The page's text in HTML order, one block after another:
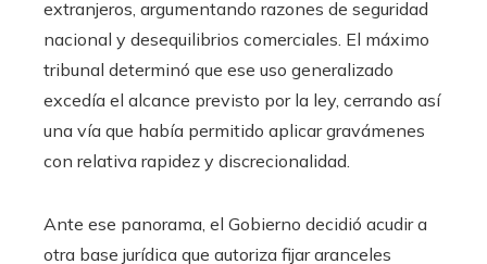
extranjeros, argumentando razones de seguridad
nacional y desequilibrios comerciales. El máximo
tribunal determinó que ese uso generalizado
excedía el alcance previsto por la ley, cerrando así
una vía que había permitido aplicar gravámenes
con relativa rapidez y discrecionalidad.
Ante ese panorama, el Gobierno decidió acudir a
otra base jurídica que autoriza fijar aranceles